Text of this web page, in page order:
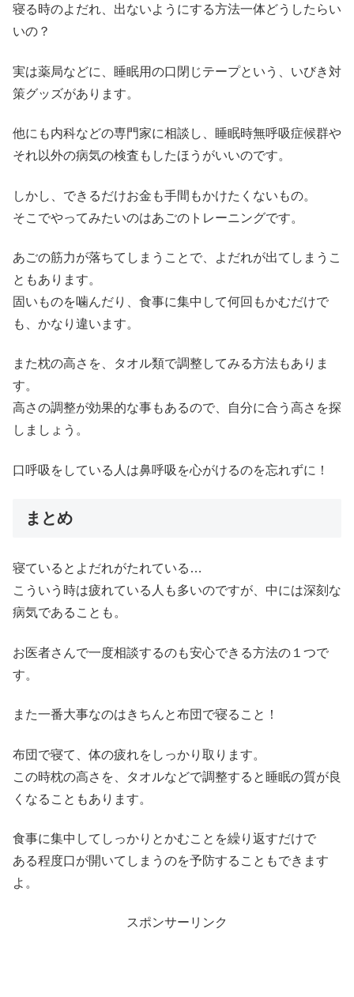
寝る時のよだれ、出ないようにする方法一体どうしたらい
いの？
実は薬局などに、睡眠用の口閉じテープという、いびき対
策グッズがあります。
他にも内科などの専門家に相談し、睡眠時無呼吸症候群や
それ以外の病気の検査もしたほうがいいのです。
しかし、できるだけお金も手間もかけたくないもの。
そこでやってみたいのはあごのトレーニングです。
あごの筋力が落ちてしまうことで、よだれが出てしまうこ
ともあります。
固いものを噛んだり、食事に集中して何回もかむだけで
も、かなり違います。
また枕の高さを、タオル類で調整してみる方法もありま
す。
高さの調整が効果的な事もあるので、自分に合う高さを探
しましょう。
口呼吸をしている人は鼻呼吸を心がけるのを忘れずに！
まとめ
寝ているとよだれがたれている…
こういう時は疲れている人も多いのですが、中には深刻な
病気であることも。
お医者さんで一度相談するのも安心できる方法の１つで
す。
また一番大事なのはきちんと布団で寝ること！
布団で寝て、体の疲れをしっかり取ります。
この時枕の高さを、タオルなどで調整すると睡眠の質が良
くなることもあります。
食事に集中してしっかりとかむことを繰り返すだけで
ある程度口が開いてしまうのを予防することもできます
よ。
スポンサーリンク